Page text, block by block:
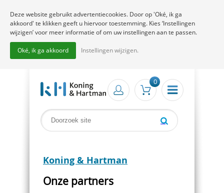
0
Koning & Hartman
Onze partners
Deze website gebruikt advertentiecookies. Door op 'Oké, ik ga
akkoord' te klikken geeft u hiervoor toestemming. Kies ‘Instellingen
wijzigen’ voor meer informatie of om uw instellingen aan te passen.
Oké, ik ga akkoord Instellingen wijzigen.